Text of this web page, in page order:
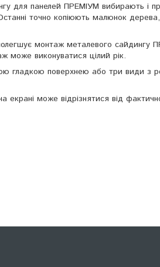
для панелей ПРЕМІУМ вибирають і
точно копіюють малюнок
монтаж металевого сайдингу
може виконуватися цілий рік.
гладкою поверхнею або три види з
екрані може відрізнятися від